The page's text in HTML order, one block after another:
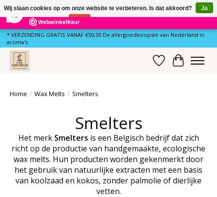
80 Reviews ×
* VERZENDING GRATIS VANAF €50,00 De allergoedkoopste van Nederland in
aroma's
Verlanglijst
Home / Wax Melts / Smelters
Smelters
Het merk Smelters is een Belgisch bedrijf dat zich
richt op de productie van handgemaakte, ecologische
wax melts. Hun producten worden gekenmerkt door
het gebruik van natuurlijke extracten met een basis
van koolzaad en kokos, zonder palmolie of dierlijke
vetten.
Wij slaan cookies op om onze website te verbeteren. Is dat akkoord?
Ja
Nee